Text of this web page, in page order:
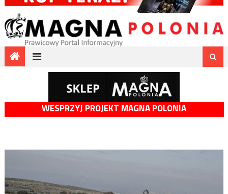
WESPRZYJ PROJEKT MAGNA POLONIA